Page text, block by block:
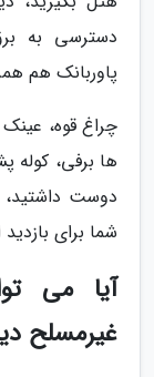
دسترسی به
پاوربانک هم
چراغ قوه،
ها برفی، کوله
دوست داشتید،
شما برای
آیا می
غیرمسلح